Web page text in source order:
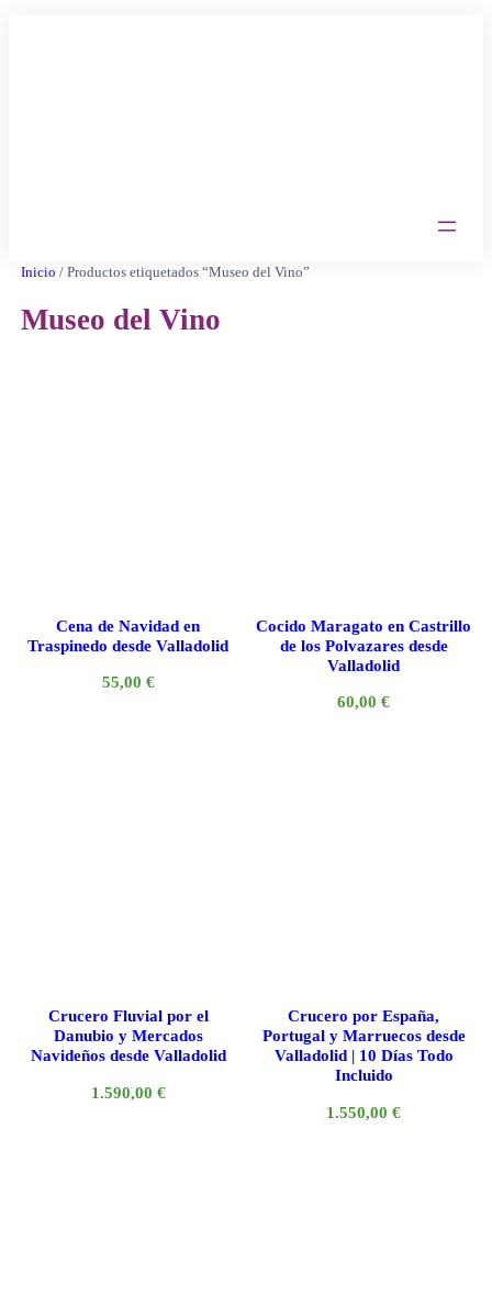
Inicio / Productos etiquetados “Museo del Vino”
Museo del Vino
Cena de Navidad en
Traspinedo desde Valladolid
55,00 €
Cocido Maragato en Castrillo
de los Polvazares desde
Valladolid
60,00€
Crucero Fluvial por el
Danubio y Mercados
Navideños desde Valladolid
1.590,00 €
Crucero por España,
Portugal y Marruecos desde
Valladolid | 10 Días Todo
Incluido
1.550,00€